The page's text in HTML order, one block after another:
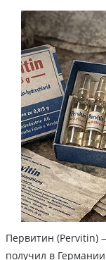
Первитин (Pervitin)
получил в